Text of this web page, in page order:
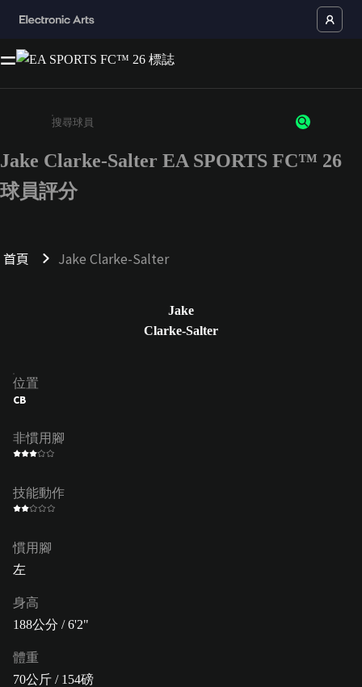
請輸入至少 3 個字元或數字
Jake Clarke-Salter EA SPORTS FC™ 26
球員評分
首頁 Jake Clarke-Salter
Jake
Clarke-Salter
位置
CB
非慣用腳
技能動作
慣用腳
左
身高
188公分 / 6'2"
體重
70公斤 / 154磅